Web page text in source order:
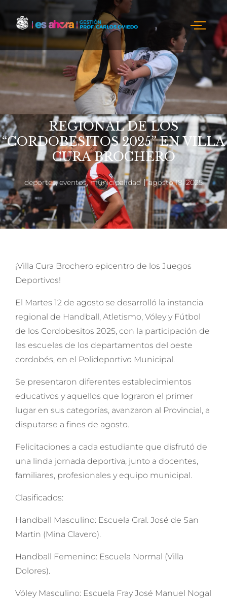
REGIONAL DE LOS
“CORDOBESITOS 2025” EN VILLA
CURA BROCHERO
deportes,eventos,municipalidad agosto 18, 2025
¡Villa Cura Brochero epicentro de los Juegos
Deportivos!
El Martes 12 de agosto se desarrolló la instancia
regional de Handball, Atletismo, Vóley y Fútbol
de los Cordobesitos 2025, con la participación de
las escuelas de los departamentos del oeste
cordobés, en el Polideportivo Municipal.
Se presentaron diferentes establecimientos
educativos y aquellos que lograron el primer
lugar en sus categorías, avanzaron al Provincial, a
disputarse a fines de agosto.
Felicitaciones a cada estudiante que disfrutó de
una linda jornada deportiva, junto a docentes,
familiares, profesionales y equipo municipal.
Clasificados:
Handball Masculino: Escuela Gral. José de San
Martin (Mina Clavero).
Handball Femenino: Escuela Normal (Villa
Dolores).
Vóley Masculino: Escuela Fray José Manuel Nogal